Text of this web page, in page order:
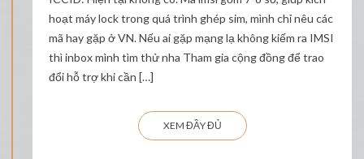
hoạt máy lock trong quá trình ghép sim, mình chỉ nêu các
mã hay gặp ở VN. Nếu ai gặp mạng lạ không kiếm ra IMSI
thì inbox mình tìm thử nha Tham gia cộng đồng để trao
đổi hỗ trợ khi cần […]
XEM ĐẦY ĐỦ